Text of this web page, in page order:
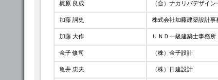
梶原 良成 （合）ナカリバデザイ
加藤 詞史 株式会社加藤建築設計
加藤 大作 ＵＮＤ一級建築士事務所
金子 修司 （株）金子設計
亀井 忠夫 （株）日建設計